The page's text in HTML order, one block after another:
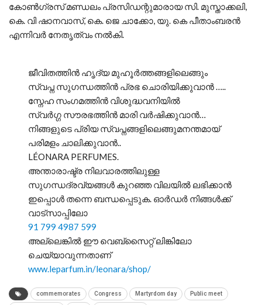
കോൺഗ്രസ്‌ മണ്ഡലം പ്രസിഡന്റുമാരായ സി. മുസ്താക്കലി,
കെ. വി ഷാനവാസ്, കെ. ജെ ചാക്കോ, യു. കെ പീതാംബരൻ
എന്നിവർ നേതൃത്വം നൽകി.
ജീവിതത്തിൻ ഹൃദ്യ മുഹൂര്‍ത്തങ്ങളിലെങ്ങും
സ്വപ്ന സുഗന്ധത്തിൻ പ്രഭ ചൊരിയിക്കുവാൻ …..
സ്നേഹ സംഗമത്തിൻ വിശുദ്ധവനിയിൽ
സ്വര്‍ഗ്ഗ സൗരഭത്തിൻ മാരി വർഷിക്കുവാന്‍…
നിങ്ങളുടെ പ്രിയ സ്വപ്നങ്ങളിലെങ്ങുമനന്തമായ്
പരിമളം ചാലിക്കുവാന്‍..
LÉONARA PERFUMES.
അന്താരാഷ്ട്ര നിലവാരത്തിലുള്ള
സുഗന്ധദ്രവ്യങ്ങൾ കുറഞ്ഞ വിലയിൽ ലഭിക്കാൻ
ഇപ്പൊൾ തന്നെ ബന്ധപ്പെടുക. ഓർഡർ നിങ്ങൾക്ക്
വാട്സാപ്പിലോ
91 799 4987 599
അല്ലെങ്കിൽ ഈ വെബ്സൈറ്റ് ലിങ്കിലോ
ചെയ്യാവുന്നതാണ്
www.leparfum.in/leonara/shop/
commemorates Congress Martyrdom day Public meet